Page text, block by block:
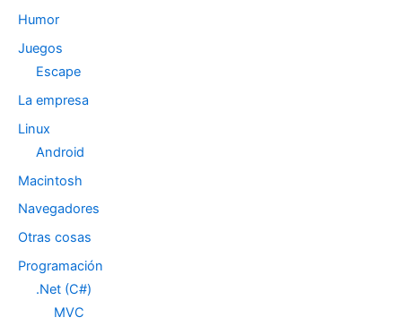
Humor
Juegos
Escape
La empresa
Linux
Android
Macintosh
Navegadores
Otras cosas
Programación
.Net (C#)
MVC